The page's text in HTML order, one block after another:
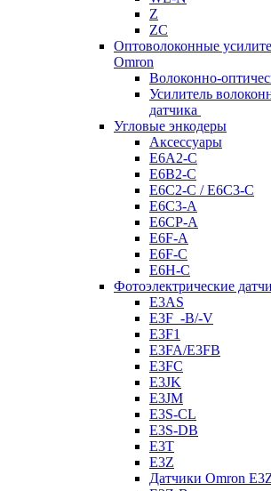
Z
ZC
Оптоволоконные
Omron
Волоконно-
Усилитель
датчика
Угловые энкодеры
Аксессуары
E6A2-C
E6B2-C
E6C2-C / E6C3-C
E6C3-A
E6CP-A
E6F-A
E6F-C
E6H-C
Фотоэлектрические
E3AS
E3F_-B/-V
E3F1
E3FA/E3FB
E3FC
E3JK
E3JM
E3S-CL
E3S-DB
E3T
E3Z
Датчики Omron